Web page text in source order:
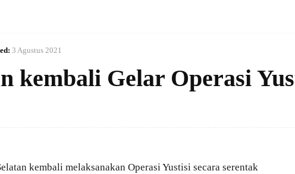
3 Agustus 2021
kembali Gelar Operasi
kembali melaksanakan Operasi Yustisi secara serentak